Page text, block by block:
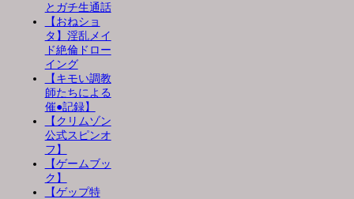
とガチ生通話
【おねショ
タ】淫乱メイ
ド絶倫ドロー
イング
【キモい調教
師たちによる
催●記録】
【クリムゾン
公式スピンオ
フ】
【ゲームブッ
ク】
【ゲップ特